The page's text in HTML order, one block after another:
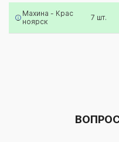
Махина - Крас
ноярск
7 шт.